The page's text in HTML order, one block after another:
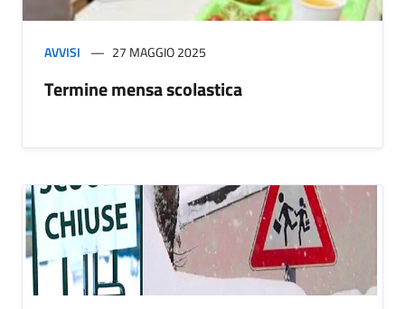
AVVISI 27 MAGGIO 2025
Termine mensa scolastica